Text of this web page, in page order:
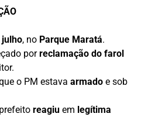
julho, no Parque Maratá.
porreclamação do farol
o PM estava armado e sob
reagiu em legítima